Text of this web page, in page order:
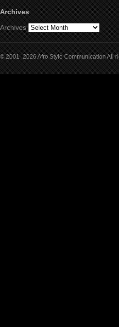
Archives
Archives
© 2001- 2026 Afro Style Communication All